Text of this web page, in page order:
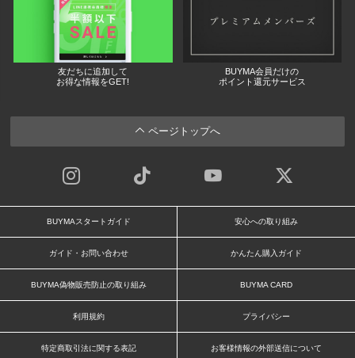
友だちに追加して
お得な情報をGET!
BUYMA会員だけの
ポイント還元サービス
ページトップへ
BUYMAスタートガイド 安心への取り組み
ガイド・お問い合わせ かんたん購入ガイド
BUYMA偽物販売防止の取り組み BUYMA CARD
利用規約 プライバシー
特定商取引法に関する表記 お客様情報の外部送信について